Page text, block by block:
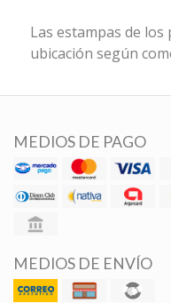
Las estampas de
ubicación según
MEDIOS DE PAGO
MEDIOS DE ENVÍO